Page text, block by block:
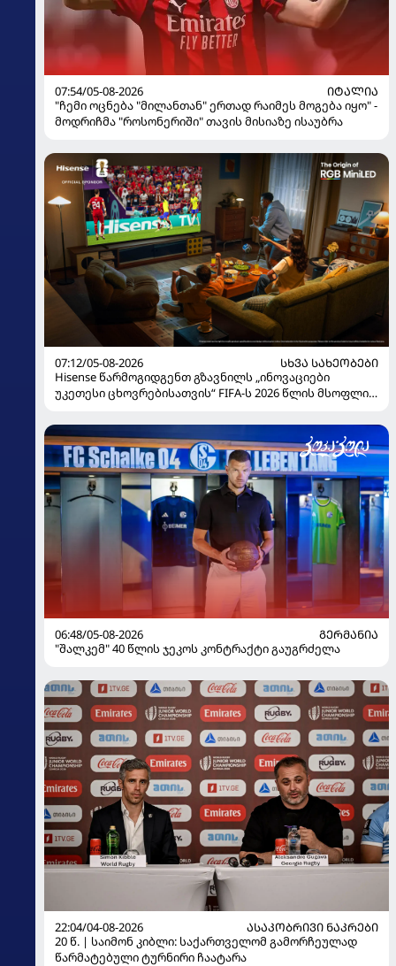
07:54/05-08-2026
ᲘᲢᲐᲚᲘᲐ
"ჩემი ოცნება "მილანთან" ერთად რაიმეს მოგება იყო" -
მოდრიჩმა "როსონერიში" თავის მისიაზე ისაუბრა
07:12/05-08-2026
ᲡᲮᲕᲐ ᲡᲐᲮᲔᲝᲑᲔᲑᲘ
Hisense წარმოგიდგენთ გზავნილს „ინოვაციები
უკეთესი ცხოვრებისათვის“ FIFA-ს 2026 წლის მსოფლიო
06:48/05-08-2026
ᲒᲔᲠᲛᲐᲜᲘᲐ
"შალკემ" 40 წლის ჯეკოს კონტრაქტი გაუგრძელა
22:04/04-08-2026
ᲐᲡᲐᲙᲝᲑᲠᲘᲕᲘ ᲜᲐᲙᲠᲔᲑᲘ
20 წ. | საიმონ კიბლი: საქართველომ გამორჩეულად
წარმატებული ტურნირი ჩაატარა